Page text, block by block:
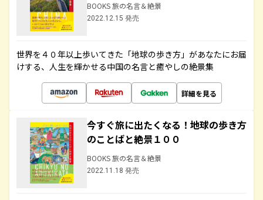
BOOKS 旅の名言＆絶景
2022.12.15 発売
世界を４０年以上歩いてきた「地球の歩き方」があなたにお届
けする、人生を輝かせる中国の名言と癒やしの絶景集
詳細を見る
今すぐ旅に出たくなる！地球の歩き方
のことばと絶景１００
BOOKS 旅の名言＆絶景
2022.11.18 発売